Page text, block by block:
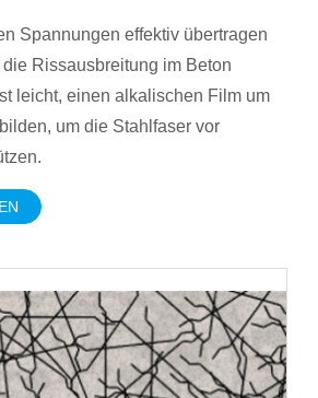
Spannungen effektiv übertragen
Rissausbreitung im Beton
leicht, einen alkalischen Film um
um die Stahlfaser vor